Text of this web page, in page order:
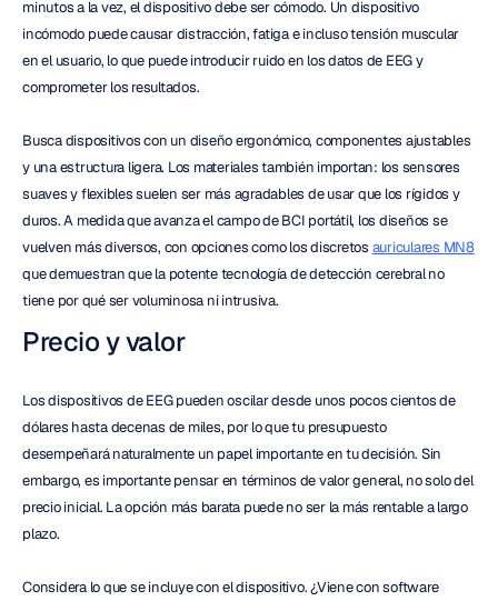
minutos a la vez, el dispositivo debe ser cómodo. Un dispositivo
incómodo puede causar distracción, fatiga e incluso tensión muscular
en el usuario, lo que puede introducir ruido en los datos de EEG y
comprometer los resultados.
Busca dispositivos con un diseño ergonómico, componentes ajustables
y una estructura ligera. Los materiales también importan: los sensores
suaves y flexibles suelen ser más agradables de usar que los rígidos y
duros. A medida que avanza el campo de BCI portátil, los diseños se
vuelven más diversos, con opciones como los discretos auriculares MN8
que demuestran que la potente tecnología de detección cerebral no
tiene por qué ser voluminosa ni intrusiva.
Precio y valor
Los dispositivos de EEG pueden oscilar desde unos pocos cientos de
dólares hasta decenas de miles, por lo que tu presupuesto
desempeñará naturalmente un papel importante en tu decisión. Sin
embargo, es importante pensar en términos de valor general, no solo del
precio inicial. La opción más barata puede no ser la más rentable a largo
plazo.
Considera lo que se incluye con el dispositivo. ¿Viene con software